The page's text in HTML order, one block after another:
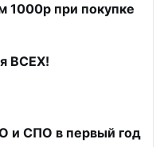
1000р при покупке
ВСЕХ!
и СПО в первый год